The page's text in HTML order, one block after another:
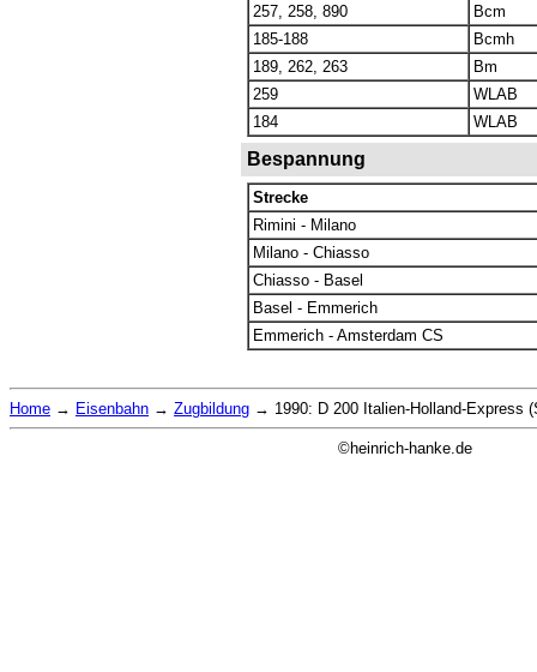
257, 258, 890
Bcm
185-188
Bcmh
189, 262, 263
Bm
259
WLAB
184
WLAB
Bespannung
Strecke
Rimini - Milano
Milano - Chiasso
Chiasso - Basel
Basel - Emmerich
Emmerich - Amsterdam CS
Home → Eisenbahn → Zugbildung → 1990: D 200 Italien-Holland-Express
©heinrich-hanke.de